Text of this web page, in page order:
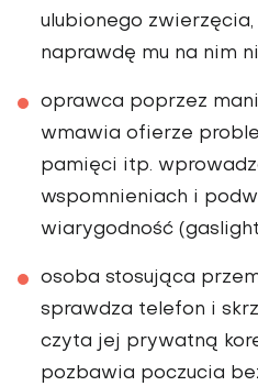
ulubionego
naprawdę mu na nim
oprawca poprzez
wmawia ofierze
pamięci itp.
wspomnieniach i
wiarygodność
osoba stosująca
sprawdza telefon i
czyta jej prywatną
pozbawia poczucia